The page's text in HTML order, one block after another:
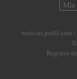
Mía
noticias.perfil.com
Registro